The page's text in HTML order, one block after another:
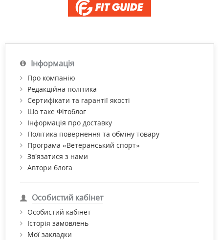
Інформація
Про компанію
Редакційна політика
Сертифікати та гарантії якості
Що таке Фітоблог
Інформація про доставку
Політика повернення та обміну товару
Програма «Ветеранський спорт»
Зв’язатися з нами
Автори блога
Особистий кабінет
Особистий кабінет
Історія замовлень
Мої закладки